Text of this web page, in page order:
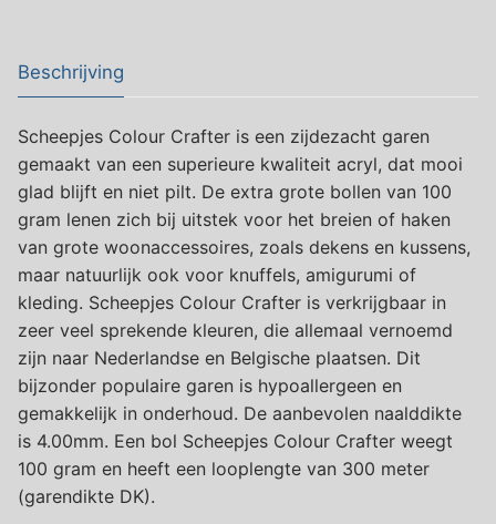
aantal
Beschrijving
Scheepjes Colour Crafter is een zijdezacht garen
gemaakt van een superieure kwaliteit acryl, dat mooi
glad blijft en niet pilt. De extra grote bollen van 100
gram lenen zich bij uitstek voor het breien of haken
van grote woonaccessoires, zoals dekens en kussens,
maar natuurlijk ook voor knuffels, amigurumi of
kleding. Scheepjes Colour Crafter is verkrijgbaar in
zeer veel sprekende kleuren, die allemaal vernoemd
zijn naar Nederlandse en Belgische plaatsen. Dit
bijzonder populaire garen is hypoallergeen en
gemakkelijk in onderhoud. De aanbevolen naalddikte
is 4.00mm. Een bol Scheepjes Colour Crafter weegt
100 gram en heeft een looplengte van 300 meter
(garendikte DK).